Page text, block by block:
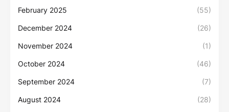
February 2025 (55)
December 2024 (26)
November 2024 (1)
October 2024 (46)
September 2024 (7)
August 2024 (28)